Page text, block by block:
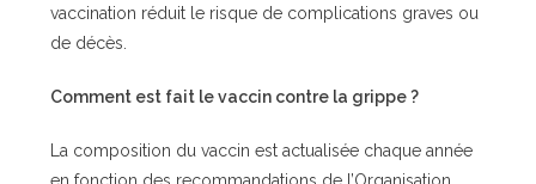
vaccination réduit le risque de complications graves ou
de décès.
Comment est fait le vaccin contre la grippe ?
La composition du vaccin est actualisée chaque année